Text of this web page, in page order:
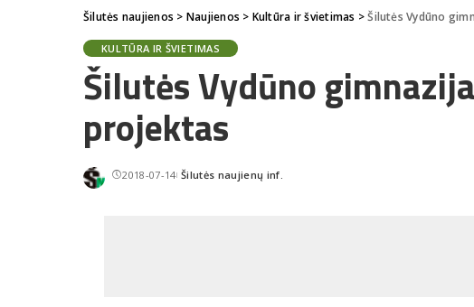
Šilutės naujienos > Naujienos > Kultūra ir švietimas >Šilutės Vydūno
KULTŪRA IR ŠVIETIMAS
Šilutės Vydūno
projektas
2018-07-14Posted
Šilutės naujienų inf.